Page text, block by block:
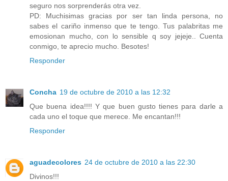
seguro nos sorprenderás otra vez.
PD: Muchisimas gracias por ser tan linda persona, no
sabes el cariño inmenso que te tengo. Tus palabritas me
emosionan mucho, con lo sensible q soy jejeje.. Cuenta
conmigo, te aprecio mucho. Besotes!
Responder
Concha 19 de octubre de 2010 a las 12:32
Que buena idea!!!! Y que buen gusto tienes para darle a
cada uno el toque que merece. Me encantan!!!
Responder
aguadecolores 24 de octubre de 2010 a las 22:30
Divinos!!!